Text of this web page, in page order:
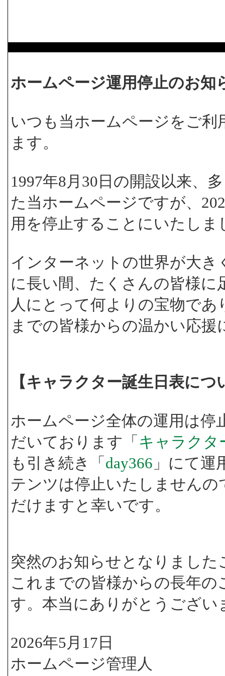
ホームページ運用停止のお知
いつも当ホームページをご
ます。
1997年8月30日の開設以来、
た当ホームページですが、
用を停止することにいたしま
インターネットの世界が大
に長い間、たくさんの皆様
人にとって何よりの宝物で
までの皆様からの温かい応
【キャラクター誕生日表に
ホームページ全体の運用は停
だいております「 キャラクタ
も引き続き「 day366 」にて
テンツは停止いたしません
だけますと幸いです。
突然のお知らせとなりまし
これまでの皆様からの長年
す。本当にありがとうござい
2026年5月17日
ホームページ管理人